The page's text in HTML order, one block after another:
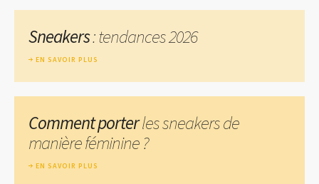
Sneakers: tendances 2026
EN SAVOIR PLUS
Comment porterles sneakers de
manière féminine ?
EN SAVOIR PLUS